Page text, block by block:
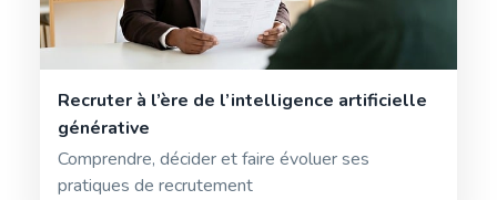
Recruter à l’ère de l’intelligence artificielle
générative
Comprendre, décider et faire évoluer ses
pratiques de recrutement